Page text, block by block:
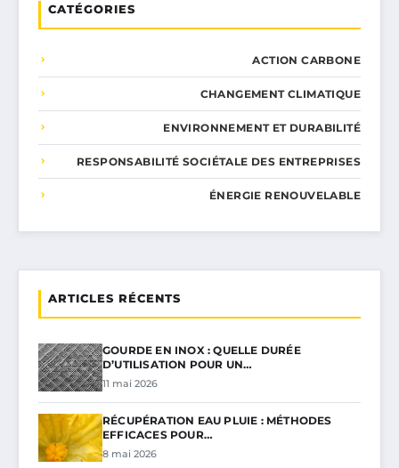
CATÉGORIES
ACTION CARBONE
CHANGEMENT CLIMATIQUE
ENVIRONNEMENT ET DURABILITÉ
RESPONSABILITÉ SOCIÉTALE DES ENTREPRISES
ÉNERGIE RENOUVELABLE
ARTICLES RÉCENTS
GOURDE EN INOX : QUELLE DURÉE
D’UTILISATION POUR UN…
11 mai 2026
RÉCUPÉRATION EAU PLUIE : MÉTHODES
EFFICACES POUR…
8 mai 2026